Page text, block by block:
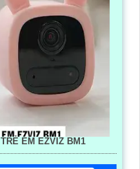
EM EZVIZ BM1